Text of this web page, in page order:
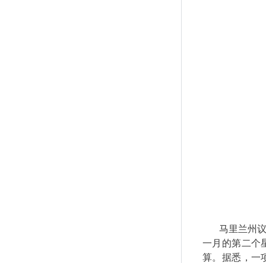
马里兰州
一月的第二个
算。据悉，一